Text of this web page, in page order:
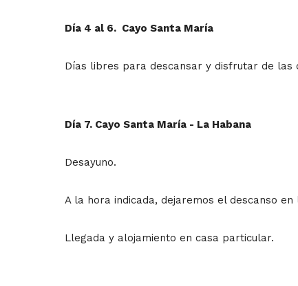
Día 4 al 6. Cayo Santa María
Días libres para descansar y disfrutar de las
Día 7. Cayo Santa María - La Habana
Desayuno.
A la hora indicada, dejaremos el descanso
Llegada y alojamiento en casa particular.